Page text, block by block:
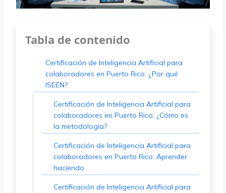
Tabla de contenido
Certificación de Inteligencia Artificial para
colaboradores en Puerto Rico: ¿Por qué
ISEEN?
Certificación de Inteligencia Artificial para
colaboradores en Puerto Rico: ¿Cómo es
la metodología?
Certificación de Inteligencia Artificial para
colaboradores en Puerto Rico: Aprender
haciendo
Certificación de Inteligencia Artificial para